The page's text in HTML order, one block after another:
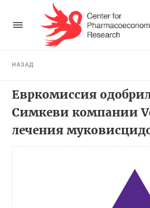
НАЗАД
Евркомиссия
Симкеви компании
лечения